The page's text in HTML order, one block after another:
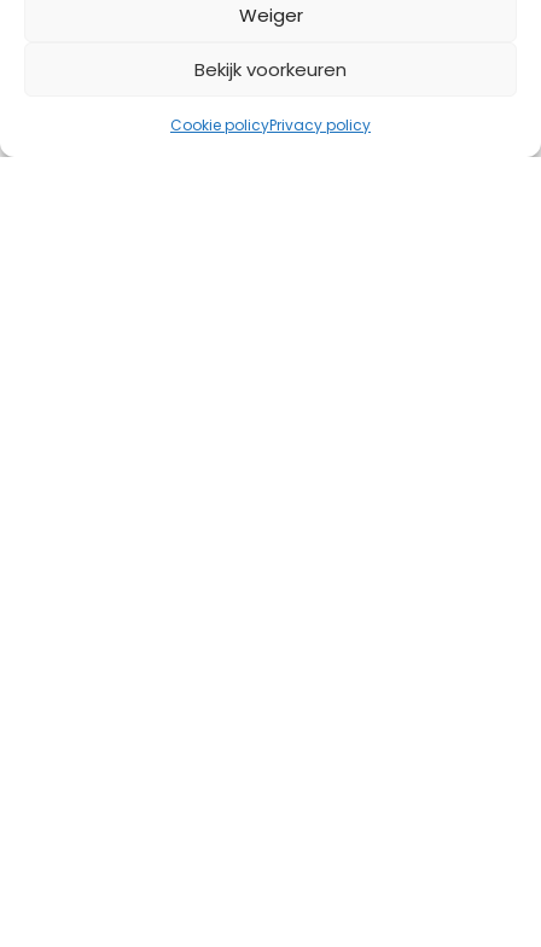
Weiger
Bekijk voorkeuren
Cookie policyPrivacy policy